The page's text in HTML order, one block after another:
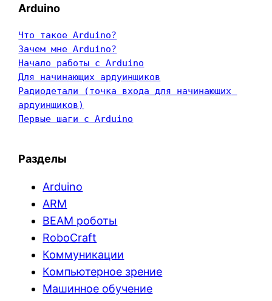
Arduino
Что такое Arduino?
Зачем мне Arduino?
Начало работы с Arduino
Для начинающих ардуинщиков
Радиодетали (точка входа для начинающих
ардуинщиков)
Первые шаги с Arduino
Разделы
Arduino
ARM
BEAM роботы
RoboCraft
Коммуникации
Компьютерное зрение
Машинное обучение